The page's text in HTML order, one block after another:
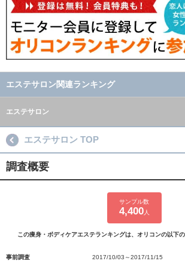
エステサロン関連ランキング
エステサロン
エステサロン TOP
調査概要
サンプル数
4,400人
この痩身・ボディケアエステランキングは、オリコンの以下
事前調査
2017/10/03～2017/11/15